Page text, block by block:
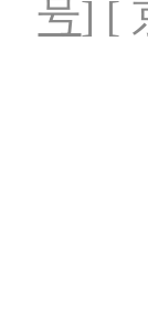
号] [